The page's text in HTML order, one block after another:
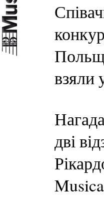
взяли
дві